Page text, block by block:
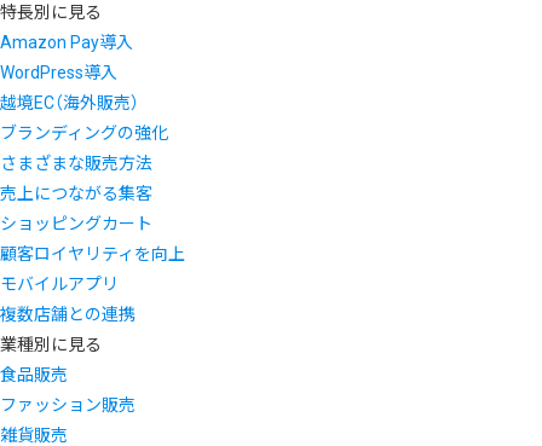
特長別に見る
Amazon Pay導入
WordPress導入
越境EC（海外販売）
ブランディングの強化
さまざまな販売方法
売上につながる集客
ショッピングカート
顧客ロイヤリティを向上
モバイルアプリ
複数店舗との連携
業種別に見る
食品販売
ファッション販売
雑貨販売